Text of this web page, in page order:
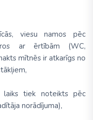
viesu namos pēc
ar ērtībām (WC,
mītnēs ir atkarīgs no
laiks tiek noteikts pēc
norādījuma),